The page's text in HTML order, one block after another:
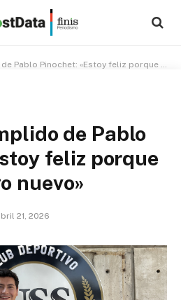
Pinochet: «Estoy feliz porque buscaba algo nuevo»
de Pablo
feliz porque
nuevo»
21, 2026